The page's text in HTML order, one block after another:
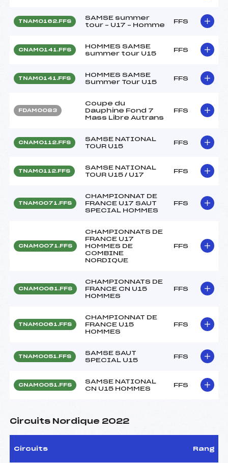
TNAM0162.FFS
SAMSE summer
tour – U17 – Homme
FFS
CNAM0141.FFS
HOMMES SAMSE
summer tour U15
FFS
TNAM0141.FFS
HOMMES SAMSE
Summer Tour U15
FFS
FDAM0083
Coupe du
Dauphine Fond 7
Mass Libre Autrans
FFS
CNAM0112.FFS
SAMSE NATIONAL
TOUR U15
FFS
TNAM0112.FFS
SAMSE NATIONAL
TOUR U15 / U17
FFS
TNAM0071.FFS
CHAMPIONNAT DE
FRANCE U17 SAUT
SPECIAL HOMMES
FFS
CNAM0071.FFS
CHAMPIONNATS DE
FRANCE U17
HOMMES DE
COMBINE
NORDIQUE
FFS
CNAM0061.FFS
CHAMPIONNATS DE
FRANCE CN U15
HOMMES
FFS
TNAM0061.FFS
CHAMPIONNAT DE
FRANCE U15
HOMMES
FFS
TNAM0051.FFS
SAMSE SAUT
SPECIAL U15
FFS
CNAM0051.FFS
SAMSE NATIONAL
CN U15 HOMMES
FFS
Circuits Nordique 2022
Circuits Rang